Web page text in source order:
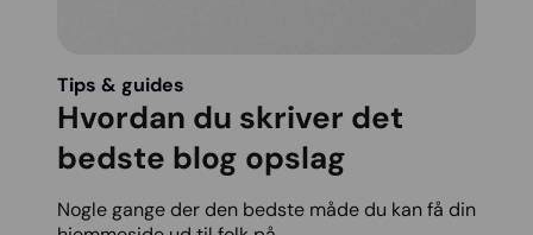
Tips & guides
Hvordan du skriver det
bedste blog opslag
Nogle gange der den bedste måde du kan få din